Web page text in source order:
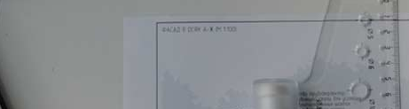
YÜKSEK TAVAN ARMATÜRLERI
PROJEKTÖRLER